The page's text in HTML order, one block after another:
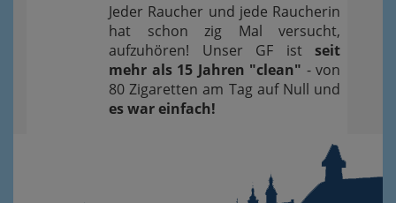
Jeder Raucher und jede Raucherin
hat schon zig Mal versucht,
aufzuhören! Unser GF ist seit
mehr als 15 Jahren "clean" - von
80 Zigaretten am Tag auf Null und
es war einfach!